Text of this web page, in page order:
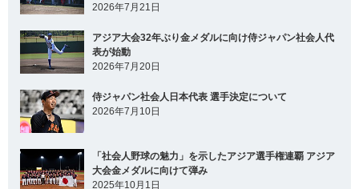
2026年7月21日
アジア大会32年ぶり金メダルに向け侍ジャパン社会人代
表が始動
2026年7月20日
侍ジャパン社会人日本代表 選手決定について
2026年7月10日
「社会人野球の魅力」を示したアジア選手権連覇 アジア
大会金メダルに向けて弾み
2025年10月1日